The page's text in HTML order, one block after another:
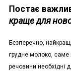
Постає
краще для
Безперечно,
грудне молоко, саме
речовини необхідні